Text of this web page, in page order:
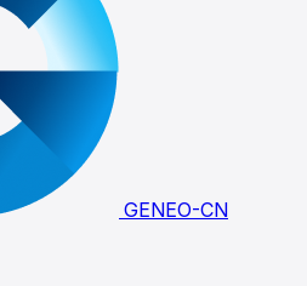
GENEO-CN